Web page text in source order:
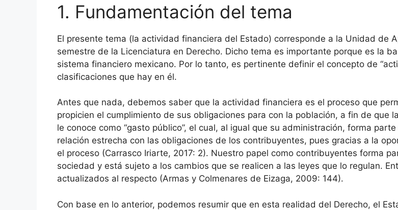
1. Fundamentación del tema
El presente tema (la actividad financiera del Estado) corresponde a la Unidad de
semestre de la Licenciatura en Derecho. Dicho tema es importante porque es la
sistema financiero mexicano. Por lo tanto, es pertinente definir el concepto de
clasificaciones que hay en él.
Antes que nada, debemos saber que la actividad financiera es el proceso que
propicien el cumplimiento de sus obligaciones para con la población, a fin de que
le conoce como “gasto público”, el cual, al igual que su administración, forma
relación estrecha con las obligaciones de los contribuyentes, pues gracias a la
el proceso (Carrasco Iriarte, 2017: 2). Nuestro papel como contribuyentes forma
sociedad y está sujeto a los cambios que se realicen a las leyes que lo regulan.
actualizados al respecto (Armas y Colmenares de Eizaga, 2009: 144).
Con base en lo anterior, podemos resumir que en esta realidad del Derecho, el